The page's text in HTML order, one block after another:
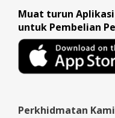
Muat turun Aplikasi
untuk Pembelian
Perkhidmatan Kami